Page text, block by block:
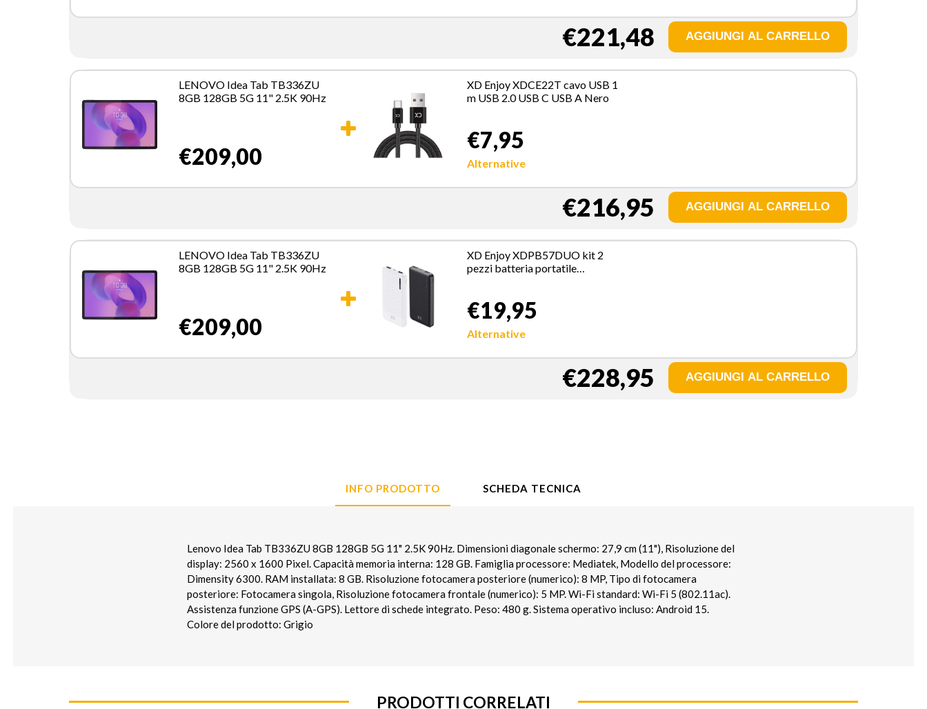
€221,48
LENOVO Idea Tab TB336ZU
8GB 128GB 5G 11" 2.5K 90Hz
€209,00
XD Enjoy XDCE22T cavo USB 1
m USB 2.0 USB C USB A Nero
€7,95
Alternative
€216,95
LENOVO Idea Tab TB336ZU
8GB 128GB 5G 11" 2.5K 90Hz
€209,00
XD Enjoy XDPB57DUO kit 2
pezzi batteria portatile
€19,95
Alternative
€228,95
INFO PRODOTTO SCHEDA TECNICA
Lenovo Idea Tab TB336ZU 8GB 128GB 5G 11" 2.5K 90Hz. Dimensioni diagonale schermo: 27,9 cm (11"), Risoluzione del
display: 2560 x 1600 Pixel. Capacità memoria interna: 128 GB. Famiglia processore: Mediatek, Modello del processore:
Dimensity 6300. RAM installata: 8 GB. Risoluzione fotocamera posteriore (numerico): 8 MP, Tipo di fotocamera
posteriore: Fotocamera singola, Risoluzione fotocamera frontale (numerico): 5 MP. Wi-Fi standard: Wi-Fi 5 (802.11ac).
Assistenza funzione GPS (A-GPS). Lettore di schede integrato. Peso: 480 g. Sistema operativo incluso: Android 15.
Colore del prodotto: Grigio
PRODOTTI CORRELATI